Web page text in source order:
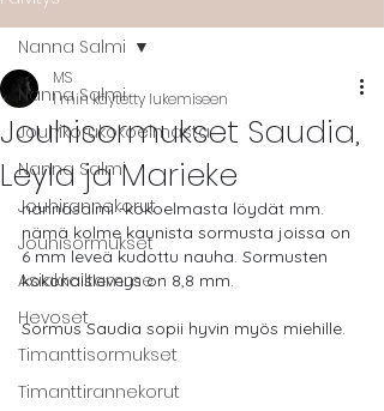
Nanna Salmi
Jouhikorukokoelmasta
Nanna Salmi
Jouhirannekorut
Jouhisormukset
Asiakkailtamme
Hevoset
Timanttisormukset
Timanttirannekorut
Nanna Salmi
Jouhisormukset Saudia,
Leyla ja Marieke
MS
1 min käytetty lukemiseen
nannasalmi -kokoelmasta löydät mm.
nämä kolme kaunista sormusta joissa on
6 mm leveä kudottu nauha. Sormusten
kokonaisleveys on 8,8 mm.
Sormus Saudia sopii hyvin myös miehille.